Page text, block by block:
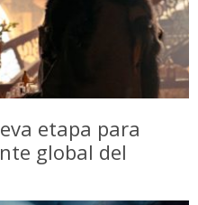
etapa para
global del